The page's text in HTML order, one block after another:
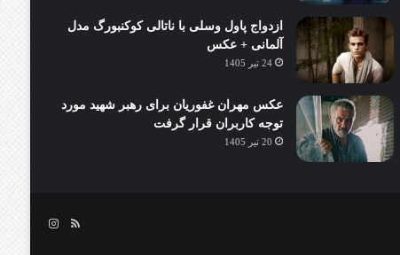
ازدواج پاول وسلی با ناتالی کوکنبورگ مدل
آلمانی + عکس
24 تیر 1405
عکس مهران غفوریان برای رهبر شهید مورد
توجه کاربران قرار گرفت
20 تیر 1405
خوراکاینستاگرام